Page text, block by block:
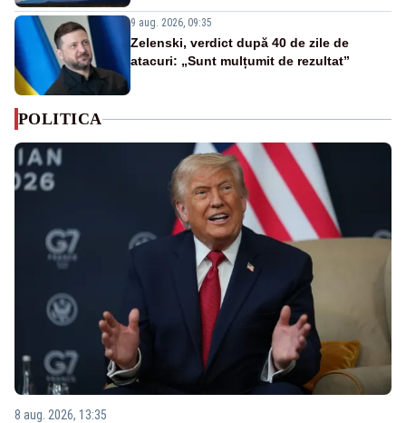
9 aug. 2026, 09:35
Zelenski, verdict după 40 de zile de
atacuri: „Sunt mulțumit de rezultat”
POLITICA
8 aug. 2026, 13:35